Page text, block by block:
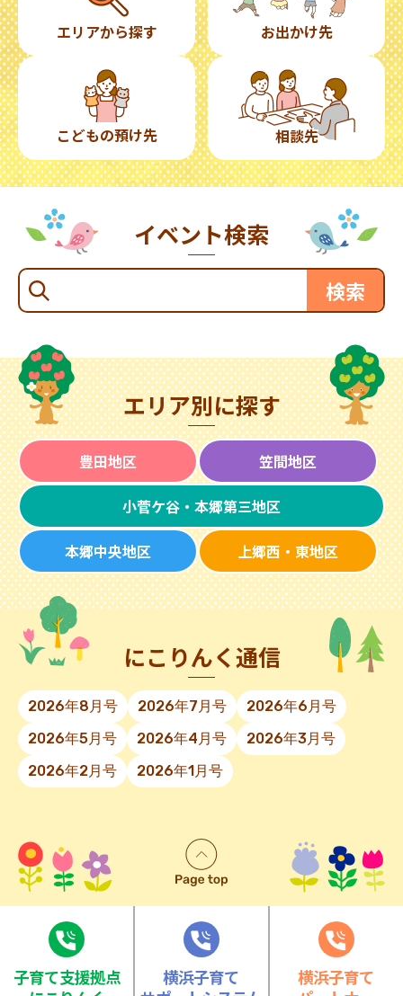
エリアから探す お出かけ先
こどもの預け先 相談先
イベント検索
エリア別に探す
豊田地区 笠間地区
小菅ケ谷・本郷第三地区
本郷中央地区 上郷西・東地区
にこりんく通信
2026年8月号 2026年7月号
2026年6月号
2026年5月号
2026年4月号
2026年3月号
2026年2月号
2026年1月号
⼦育て⽀援拠点
横浜子育て
横浜子育て